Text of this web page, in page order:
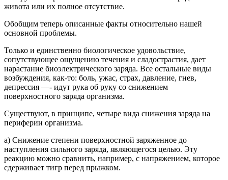
живота или их полное отсутствие.
Обобщим теперь описанные факты относительно нашей
основной проблемы.
Только и единственно биологическое удовольствие,
сопутствующее ощущению течения и сладострастия, дает
нарастание биоэлектрического заряда. Все остальные виды
возбуждения, как-то: боль, ужас, страх, давление, гнев,
депрессия —- идут рука об руку со снижением
поверхностного заряда организма.
Существуют, в принципе, четыре вида снижения заряда на
периферии организма.
а) Снижение степени поверхностной заряженное до
наступления сильного заряда, являющегося целью. Эту
реакцию можно сравнить, например, с напряжением, которое
сдерживает тигр перед прыжком.